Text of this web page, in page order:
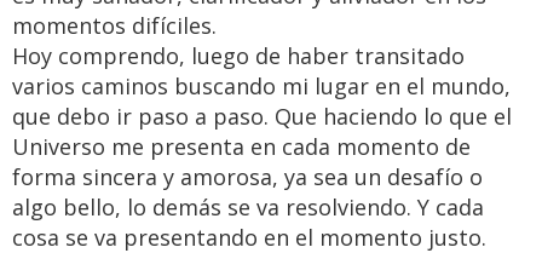
momentos difíciles.
Hoy comprendo, luego de haber transitado
varios caminos buscando mi lugar en el mundo,
que debo ir paso a paso. Que haciendo lo que el
Universo me presenta en cada momento de
forma sincera y amorosa, ya sea un desafío o
algo bello, lo demás se va resolviendo. Y cada
cosa se va presentando en el momento justo.